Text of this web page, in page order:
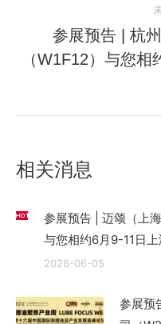
参展预告 | 杭
（W1F12）与您
相关消息
参展预告 | 迈颂（上
与您相约6月9-11日上
2026-06-05
参展预